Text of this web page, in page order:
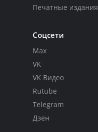
Печатные издания
Соцсети
Max
VK
VK Видео
Rutube
Telegram
Дзен